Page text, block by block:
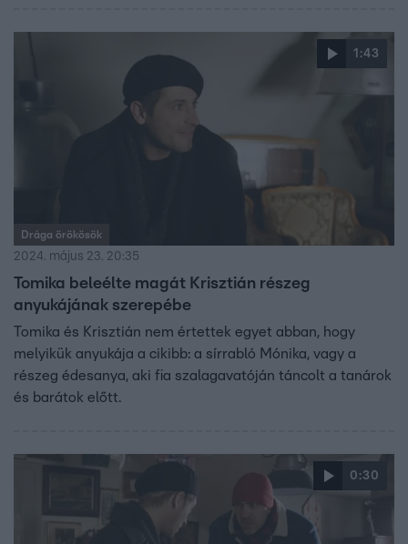
1:43
Drága örökösök
2024. május 23. 20:35
Tomika beleélte magát Krisztián részeg
anyukájának szerepébe
Tomika és Krisztián nem értettek egyet abban, hogy
melyikük anyukája a cikibb: a sírrabló Mónika, vagy a
részeg édesanya, aki fia szalagavatóján táncolt a tanárok
és barátok előtt.
0:30